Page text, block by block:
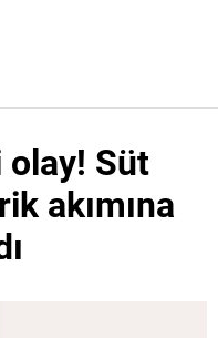
olay! Süt
akımına